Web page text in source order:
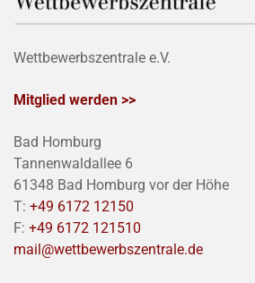
Wettbewerbszentrale e.V.
Mitglied werden >>
Bad Homburg
Tannenwaldallee 6
61348 Bad Homburg vor der Höhe
T: +49 6172 12150
F: +49 6172 121510
mail@wettbewerbszentrale.de